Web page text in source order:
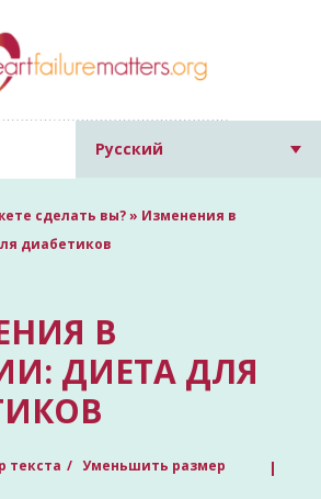
Русский
сделать вы?» Изменения в
диабетиков
В
ДИЕТА ДЛЯ
текста
Уменьшить размер